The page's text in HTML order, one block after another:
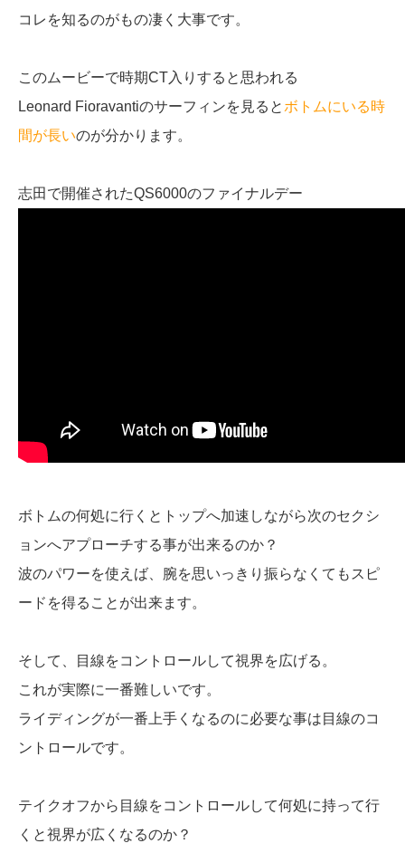
コレを知るのがもの凄く大事です。
このムービーで時期CT入りすると思われる
Leonard Fioravantiのサーフィンを見ると ボトムにいる時
間が長いのが分かります。
志田で開催されたQS6000のファイナルデー
ボトムの何処に行くとトップへ加速しながら次のセクシ
ョンへアプローチする事が出来るのか？
波のパワーを使えば、腕を思いっきり振らなくてもスピ
ードを得ることが出来ます。
そして、目線をコントロールして視界を広げる。
これが実際に一番難しいです。
ライディングが一番上手くなるのに必要な事は目線のコ
ントロールです。
テイクオフから目線をコントロールして何処に持って行
くと視界が広くなるのか？